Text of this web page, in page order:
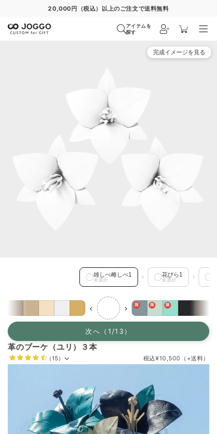
20,000円（税込）以上のご注文で送料無料
アイテムを
探す
完成イメージを見る
雄しべ雌しべ1 を選択中 雄しべ雌しべ1
未選択
花びら1
未選択
限 限 限
‹ ›
革のブーケ（ユリ）３本
（15） 税込¥10,500 （+送料）
次へ（1/13）